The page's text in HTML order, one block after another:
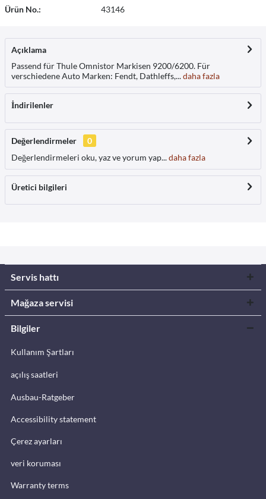
Ürün No.: 43146
Açıklama
Passend für Thule Omnistor Markisen 9200/6200. Für
verschiedene Auto Marken: Fendt, Dathleffs,...daha fazla
İndirilenler
Değerlendirmeler
0
Değerlendirmeleri oku, yaz ve yorum yap...daha fazla
Üretici bilgileri
Servis hattı
Mağaza servisi
Bilgiler
Kullanım Şartları
açılış saatleri
Ausbau-Ratgeber
Accessibility statement
Çerez ayarları
veri koruması
Warranty terms